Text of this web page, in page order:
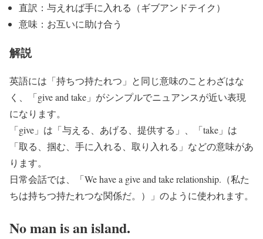
直訳：与えれば手に入れる（ギブアンドテイク）
意味：お互いに助け合う
解説
英語には「持ちつ持たれつ」と同じ意味のことわざはな
く、「give and take」がシンプルでニュアンスが近い表現
になります。
「give」は「与える、あげる、提供する」、「take」は
「取る、掴む、手に入れる、取り入れる」などの意味があ
ります。
日常会話では、「We have a give and take relationship.（私た
ちは持ちつ持たれつな関係だ。）」のように使われます。
No man is an island.